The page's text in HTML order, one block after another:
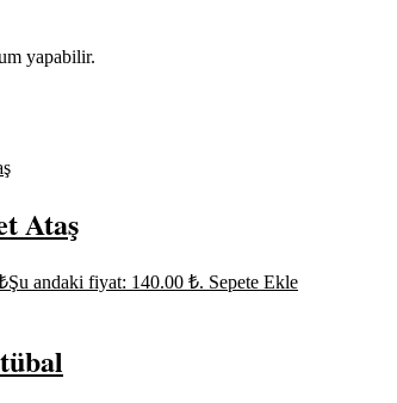
yapabilir.
Ataş
Şu andaki fiyat: 140.00 ₺. Sepete Ekle